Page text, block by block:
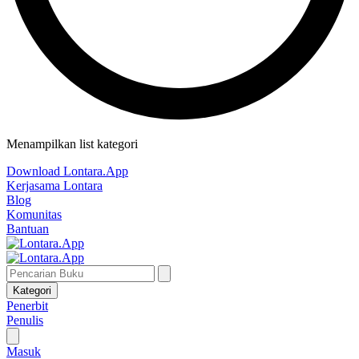
Menampilkan list kategori
Download Lontara.App
Kerjasama Lontara
Blog
Komunitas
Bantuan
Kategori
Penerbit
Penulis
Masuk